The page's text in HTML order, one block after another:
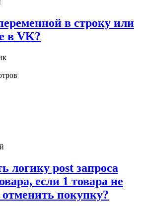
в строку или
в VK?
логику post запроса
если 1 товара не
покупку?